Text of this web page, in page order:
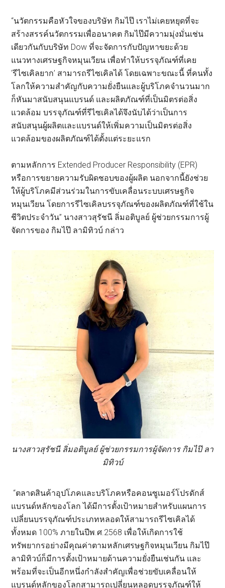
“นวัตกรรมคือหัวใจของบริษัท กิมไป๊ เราไม่เคยหยุดที่จะ
สร้างสรรค์นวัตกรรมเพื่ออนาคต กิมไป๊มีความมุ่งมั่นเช่น
เดียวกันกับบริษัท Dow ที่จะจัดการกับปัญหาขยะด้วย
แนวทางเศรษฐกิจหมุนเวียน เพื่อทำให้บรรจุภัณฑ์ที่เคย
‘รีไซเคิลยาก’ สามารถรีไซเคิลได้ โดยเฉพาะขณะนี้ ที่คนทั้ง
โลกให้ความสำคัญกับความยั่งยืนและผู้บริโภคจำนวนมาก
ก็หันมาสนับสนุนแบรนด์ และผลิตภัณฑ์ที่เป็นมิตรต่อสิ่ง
แวดล้อม บรรจุภัณฑ์ที่รีไซเคิลได้จึงนับได้ว่าเป็นการ
สนับสนุนผู้ผลิตและแบรนด์ให้เพิ่มความเป็นมิตรต่อสิ่ง
แวดล้อมของผลิตภัณฑ์ได้ตั้งแต่ระยะแรก
ตามหลักการ Extended Producer Responsibility (EPR)
หรือการขยายความรับผิดชอบของผู้ผลิต นอกจากนี้ยังช่วย
ให้ผู้บริโภคมีส่วนร่วมในการขับเคลื่อนระบบเศรษฐกิจ
หมุนเวียน โดยการรีไซเคิลบรรจุภัณฑ์ของผลิตภัณฑ์ที่ใช้ใน
ชีวิตประจำวัน” นางสาวสุรัชนี ลิ่มอติบูลย์ ผู้ช่วยกรรมการผู้
จัดการของ กิมไป๊ ลามิทิวบ์ กล่าว
นางสาวสุรัชนี ลิ่มอติบูลย์ ผู้ช่วยกรรมการผู้จัดการ กิมไป๊ ลา
มิทิวบ์
“ตลาดสินค้าอุปโภคและบริโภคหรือคอนซูเมอร์โปรดักส์
แบรนด์หลักของโลก ได้มีการตั้งเป้าหมายสำหรับแผนการ
เปลี่ยนบรรจุภัณฑ์ประเภทหลอดให้สามารถรีไซเคิลได้
ทั้งหมด 100% ภายในปีพ.ศ.2568 เพื่อให้เกิดการใช้
ทรัพยากรอย่างมีคุณค่าตามหลักเศรษฐกิจหมุนเวียน กิมไป๊
ลามิทิวบ์ก็มีการตั้งเป้าหมายด้านความยั่งยืนเช่นกัน และ
พร้อมที่จะเป็นอีกหนึ่งกำลังสำคัญเพื่อช่วยขับเคลื่อนให้
แบรนด์หลักของโลกสามารถเปลี่ยนหลอดบรรจุภัณฑ์ให้